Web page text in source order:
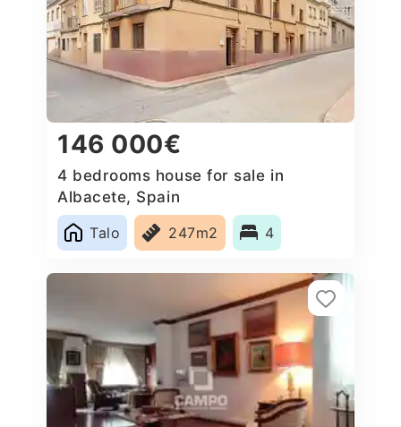
146 000€
4 bedrooms house for sale in
Albacete, Spain
Talo
247m2 4